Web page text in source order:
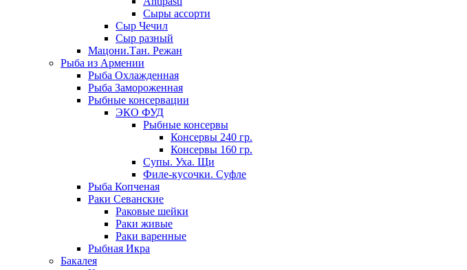
Сыры ассорти
Сыр Чечил
Сыр разный
Мацони.Тан. Режан
Рыба из Армении
Рыба Охлажденная
Рыба Замороженная
Рыбные консервации
ЭКО ФУД
Рыбные консервы
Консервы 240 гр.
Консервы 160 гр.
Супы. Уха. Щи
Филе-кусочки. Суфле
Рыба Копченая
Раки Севанские
Раковые шейки
Раки живые
Раки варенные
Рыбная Икра
Бакалея